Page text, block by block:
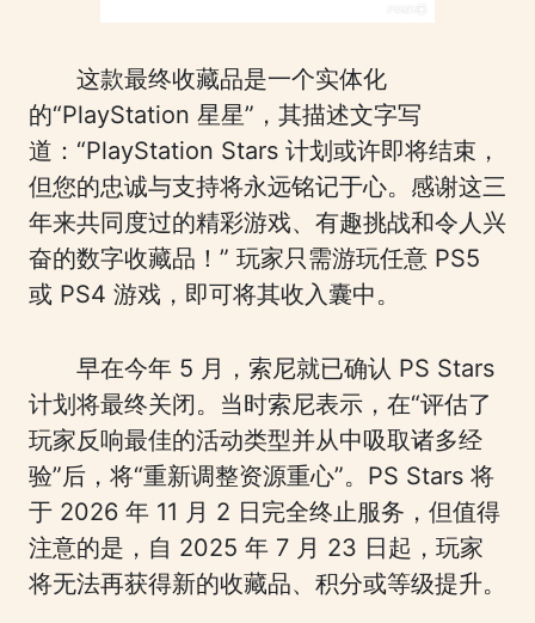
这款最终收藏品是一个实体化
的“PlayStation 星星”，其描述文字写
道：“PlayStation Stars 计划或许即将结束，
但您的忠诚与支持将永远铭记于心。感谢这三
年来共同度过的精彩游戏、有趣挑战和令人兴
奋的数字收藏品！” 玩家只需游玩任意 PS5
或 PS4 游戏，即可将其收入囊中。
早在今年 5 月，索尼就已确认 PS Stars
计划将最终关闭。当时索尼表示，在“评估了
玩家反响最佳的活动类型并从中吸取诸多经
验”后，将“重新调整资源重心”。PS Stars 将
于 2026 年 11 月 2 日完全终止服务，但值得
注意的是，自 2025 年 7 月 23 日起，玩家
将无法再获得新的收藏品、积分或等级提升。